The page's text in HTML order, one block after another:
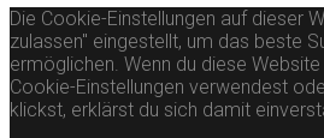
Die Cookie-Einstellungen auf dieser
zulassen" eingestellt, um das beste
ermöglichen. Wenn du diese
Cookie-Einstellungen verwendest
klickst, erklärst du sich damit